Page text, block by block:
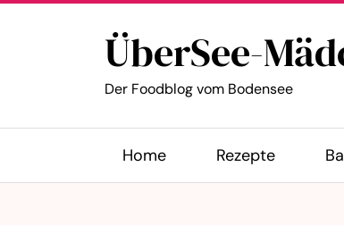
ÜberSee-
Der Foodblog vom Bodensee
Home Rezepte